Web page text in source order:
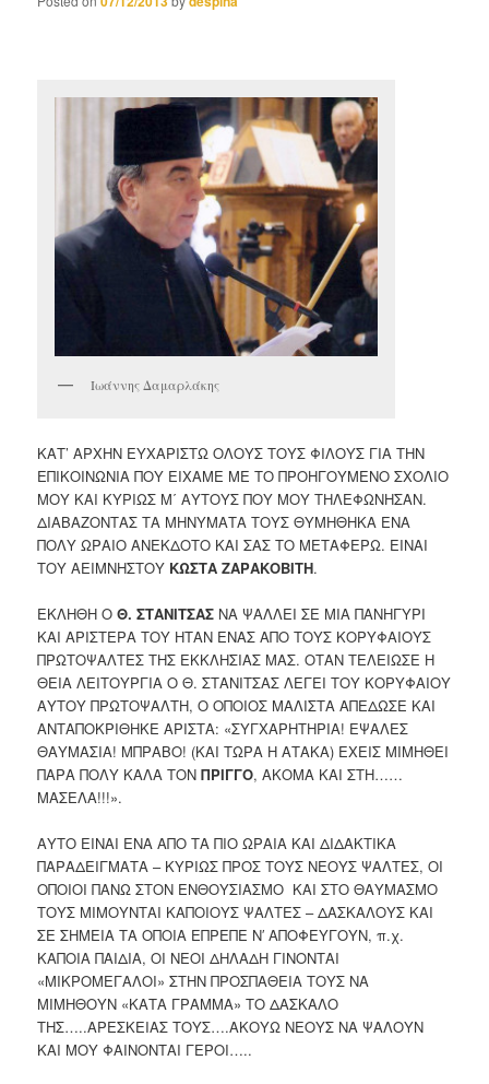
Ιωάννης Δαμαρλάκης
ΚΑΤ’ ΑΡΧΗΝ ΕΥΧΑΡΙΣΤΩ ΟΛΟΥΣ ΤΟΥΣ ΦΙΛΟΥΣ ΓΙΑ ΤΗΝ
ΕΠΙΚΟΙΝΩΝΙΑ ΠΟΥ ΕΙΧΑΜΕ ΜΕ ΤΟ ΠΡΟΗΓΟΥΜΕΝΟ ΣΧΟΛΙΟ
ΜΟΥ ΚΑΙ ΚΥΡΙΩΣ Μ΄ ΑΥΤΟΥΣ ΠΟΥ ΜΟΥ ΤΗΛΕΦΩΝΗΣΑΝ.
ΔΙΑΒΑΖΟΝΤΑΣ ΤΑ ΜΗΝΥΜΑΤΑ ΤΟΥΣ ΘΥΜΗΘΗΚΑ ΕΝΑ
ΠΟΛΥ ΩΡΑΙΟ ΑΝΕΚΔΟΤΟ ΚΑΙ ΣΑΣ ΤΟ ΜΕΤΑΦΕΡΩ. ΕΙΝΑΙ
ΤΟΥ ΑΕΙΜΝΗΣΤΟΥ ΚΩΣΤΑ ΖΑΡΑΚΟΒΙΤΗ.
ΕΚΛΗΘΗ ΟΘ. ΣΤΑΝΙΤΣΑΣ ΝΑ ΨΑΛΛΕΙ ΣΕ ΜΙΑ ΠΑΝΗΓΥΡΙ
ΚΑΙ ΑΡΙΣΤΕΡΑ ΤΟΥ ΗΤΑΝ ΕΝΑΣ ΑΠΟ ΤΟΥΣ ΚΟΡΥΦΑΙΟΥΣ
ΠΡΩΤΟΨΑΛΤΕΣ ΤΗΣ ΕΚΚΛΗΣΙΑΣ ΜΑΣ. ΟΤΑΝ ΤΕΛΕΙΩΣΕ Η
ΘEIA ΛΕΙΤΟΥΡΓΙΑ Ο Θ. ΣΤΑΝΙΤΣΑΣ ΛΕΓΕΙ ΤΟΥ ΚΟΡΥΦΑΙΟΥ
ΑΥΤΟΥ ΠΡΩΤΟΨΑΛΤΗ, Ο ΟΠΟΙΟΣ ΜΑΛΙΣΤΑ ΑΠΕΔΩΣΕ ΚΑΙ
ΑΝΤΑΠΟΚΡΙΘΗΚΕ ΑΡΙΣΤΑ: «ΣΥΓΧΑΡΗΤΗΡΙΑ! ΕΨΑΛΕΣ
ΘΑΥΜΑΣΙΑ! ΜΠΡΑΒΟ! (ΚΑΙ ΤΩΡΑ Η ΑΤΑΚΑ) ΕΧΕΙΣ ΜΙΜΗΘΕΙ
ΠΑΡΑ ΠΟΛΥ ΚΑΛΑ ΤΟΝΠΡΙΓΓΟ, ΑΚΟΜΑ ΚΑΙ ΣΤΗ……
ΜΑΣΕΛΑ!!!».
ΑΥΤΟ ΕΙΝΑΙ ΕΝΑ ΑΠΟ ΤΑ ΠΙΟ ΩΡΑΙΑ ΚΑΙ ΔΙΔΑΚΤΙΚΑ
ΠΑΡΑΔΕΙΓΜΑΤΑ – ΚΥΡΙΩΣ ΠΡΟΣ ΤΟΥΣ ΝΕΟΥΣ ΨΑΛΤΕΣ, ΟΙ
ΟΠΟΙΟΙ ΠΑΝΩ ΣΤΟΝ ΕΝΘΟΥΣΙΑΣΜΟ ΚΑΙ ΣΤΟ ΘΑΥΜΑΣΜΟ
ΤΟΥΣ ΜΙΜΟΥΝΤΑΙ ΚΑΠΟΙΟΥΣ ΨΑΛΤΕΣ – ΔΑΣΚΑΛΟΥΣ ΚΑΙ
ΣΕ ΣΗΜΕΙΑ ΤΑ ΟΠΟΙΑ ΕΠΡΕΠΕ Ν′ ΑΠΟΦΕΥΓΟΥΝ, π.χ.
ΚΑΠΟΙΑ ΠΑΙΔΙΑ, ΟΙ ΝΕΟΙ ΔΗΛΑΔΗ ΓΙΝΟΝΤΑΙ
«ΜΙΚΡΟΜΕΓΑΛΟΙ» ΣΤΗN ΠΡΟΣΠΑΘΕΙΑ ΤΟΥΣ ΝΑ
ΜΙΜΗΘΟΥΝ «ΚΑΤΑ ΓΡΑΜΜΑ» ΤΟ ΔΑΣΚΑΛΟ
ΤΗΣ…..ΑΡΕΣΚΕΙΑΣ ΤΟΥΣ….ΑΚΟΥΩ ΝΕΟΥΣ ΝΑ ΨΑΛΟΥΝ
ΚΑΙ ΜΟΥ ΦΑΙΝΟΝΤΑΙ ΓΕΡΟΙ…..